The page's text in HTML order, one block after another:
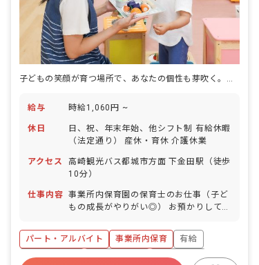
子どもの笑顔が育つ場所で、あなたの個性も芽吹く。週3日〜OK
給与 時給1,060円 ~
休日
日、祝、年末年始、他シフト制 有給休暇
（法定通り） 産休・育休 介護休業
アクセス
高崎観光バス都城市方面 下金田駅（徒歩
10分）
仕事内容 事業所内保育園の保育士のお仕事（子ど
もの成長がやりがい◎） お預かりしてい
す。 ・食事・睡眠・排泄・清潔・衣類の
着脱等 ・集団生活を通じた社会性の装着
・行事の計画・実行、お知らせの作成
パート・アルバイト 事業所内保育
有給
福利厚生充実
産休育休制度 未経験歓迎